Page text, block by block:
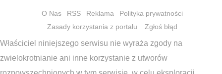
O Nas RSS Reklama
Polityka prywatności
Zasady korzystania z portalu
Zgłoś błąd
Właściciel niniejszego serwisu nie wyraża zgody na
zwielokrotnianie ani inne korzystanie z utworów